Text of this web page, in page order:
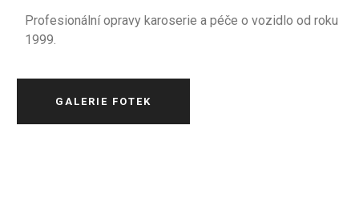
Profesionální opravy karoserie a péče o vozidlo od roku
1999.
GALERIE FOTEK